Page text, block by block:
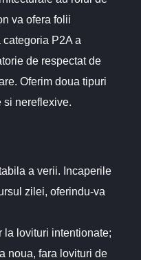
va ofera folii
P2A a
de respectat de
Oferim doua tipuri
si nereflexive.
a verii. Incaperile
zilei, oferindu-va
la lovituri intentionate;
noua, fara lovituri de